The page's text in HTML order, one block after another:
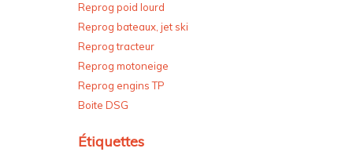
Reprog poid lourd
Reprog bateaux, jet ski
Reprog tracteur
Reprog motoneige
Reprog engins TP
Boite DSG
Étiquettes